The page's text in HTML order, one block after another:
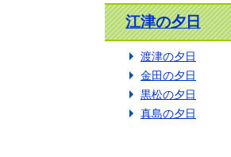
江津の夕日
渡津の夕日
金田の夕日
黒松の夕日
真島の夕日